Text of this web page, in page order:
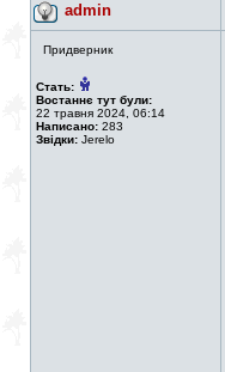
admin
Придверник
Стать:
Востаннє тут були:
22 травня 2024, 06:14
Написано: 283
Звідки: Jerelo